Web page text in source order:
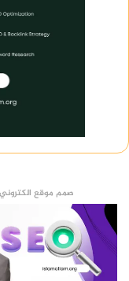
صمم موقع